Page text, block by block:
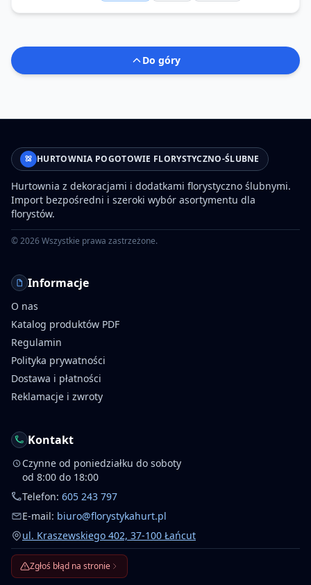
Do góry
HURTOWNIA POGOTOWIE FLORYSTYCZNO-ŚLUBNE
Hurtownia z dekoracjami i dodatkami florystyczno ślubnymi.
Import bezpośredni i szeroki wybór asortymentu dla
florystów.
©2026Wszystkie prawa zastrzeżone.
Informacje
O nas
Katalog produktów PDF
Regulamin
Polityka prywatności
Dostawa i płatności
Reklamacje i zwroty
Kontakt
Czynne od poniedziałku do soboty
od 8:00 do 18:00
Telefon: 605 243 797
E-mail: biuro@florystykahurt.pl
ul. Kraszewskiego 402, 37-100 Łańcut
Zgłoś błąd na stronie